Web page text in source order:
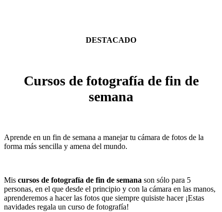
DESTACADO
Cursos de fotografía de fin de
semana
Aprende en un fin de semana a manejar tu cámara de fotos de la
forma más sencilla y amena del mundo.
Mis cursos de fotografía de fin de semana son sólo para 5
personas, en el que desde el principio y con la cámara en las manos,
aprenderemos a hacer las fotos que siempre quisiste hacer ¡Estas
navidades regala un curso de fotografía!